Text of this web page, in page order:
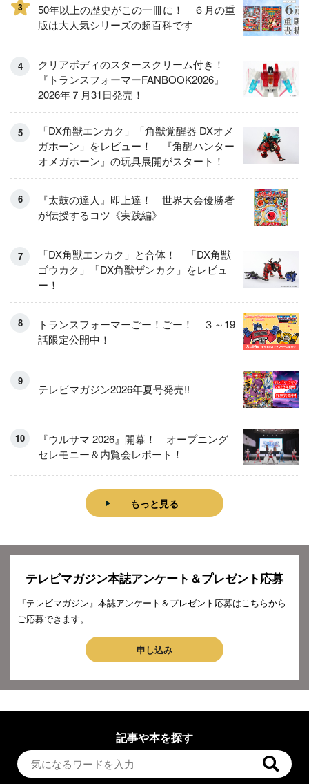
3
50年以上の歴史がこの一冊に！ ６月の重
版は大人気シリーズの超百科です
クリアボディのスタースクリーム付き！
『トランスフォーマーFANBOOK2026』
2026年７月31日発売！
「DX角獣エンカク」「角獣覚醒器 DXオメ
ガホーン」をレビュー！ 『角醒ハンター
オメガホーン』の玩具展開がスタート！
『太鼓の達人』即上達！ 世界大会優勝者
が伝授するコツ《実践編》
「DX角獣エンカク」と合体！ 「DX角獣
ゴウカク」「DX角獣ザンカク」をレビュ
ー！
トランスフォーマーごー！ごー！ ３～19
話限定公開中！
テレビマガジン2026年夏号発売!!
『ウルサマ 2026』開幕！ オープニング
セレモニー＆内覧会レポート！
もっと見る
テレビマガジン本誌アンケート＆プレゼント応募
『テレビマガジン』本誌アンケート＆プレゼント応募はこちらから
ご応募できます。
申し込み
記事や本を探す